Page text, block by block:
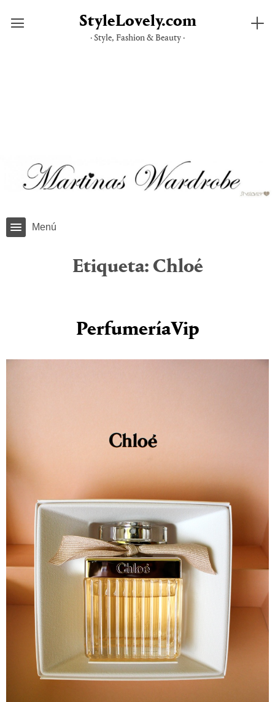
StyleLovely.com
· Style, Fashion & Beauty ·
Menú
Etiqueta: Chloé
PerfumeríaVip